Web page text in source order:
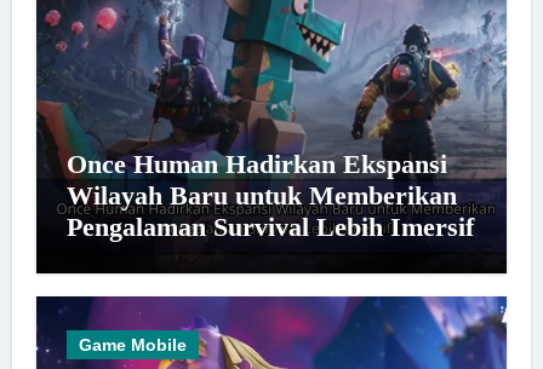
Once Human Hadirkan Ekspansi
Wilayah Baru untuk Memberikan
Pengalaman Survival Lebih Imersif
Game Mobile